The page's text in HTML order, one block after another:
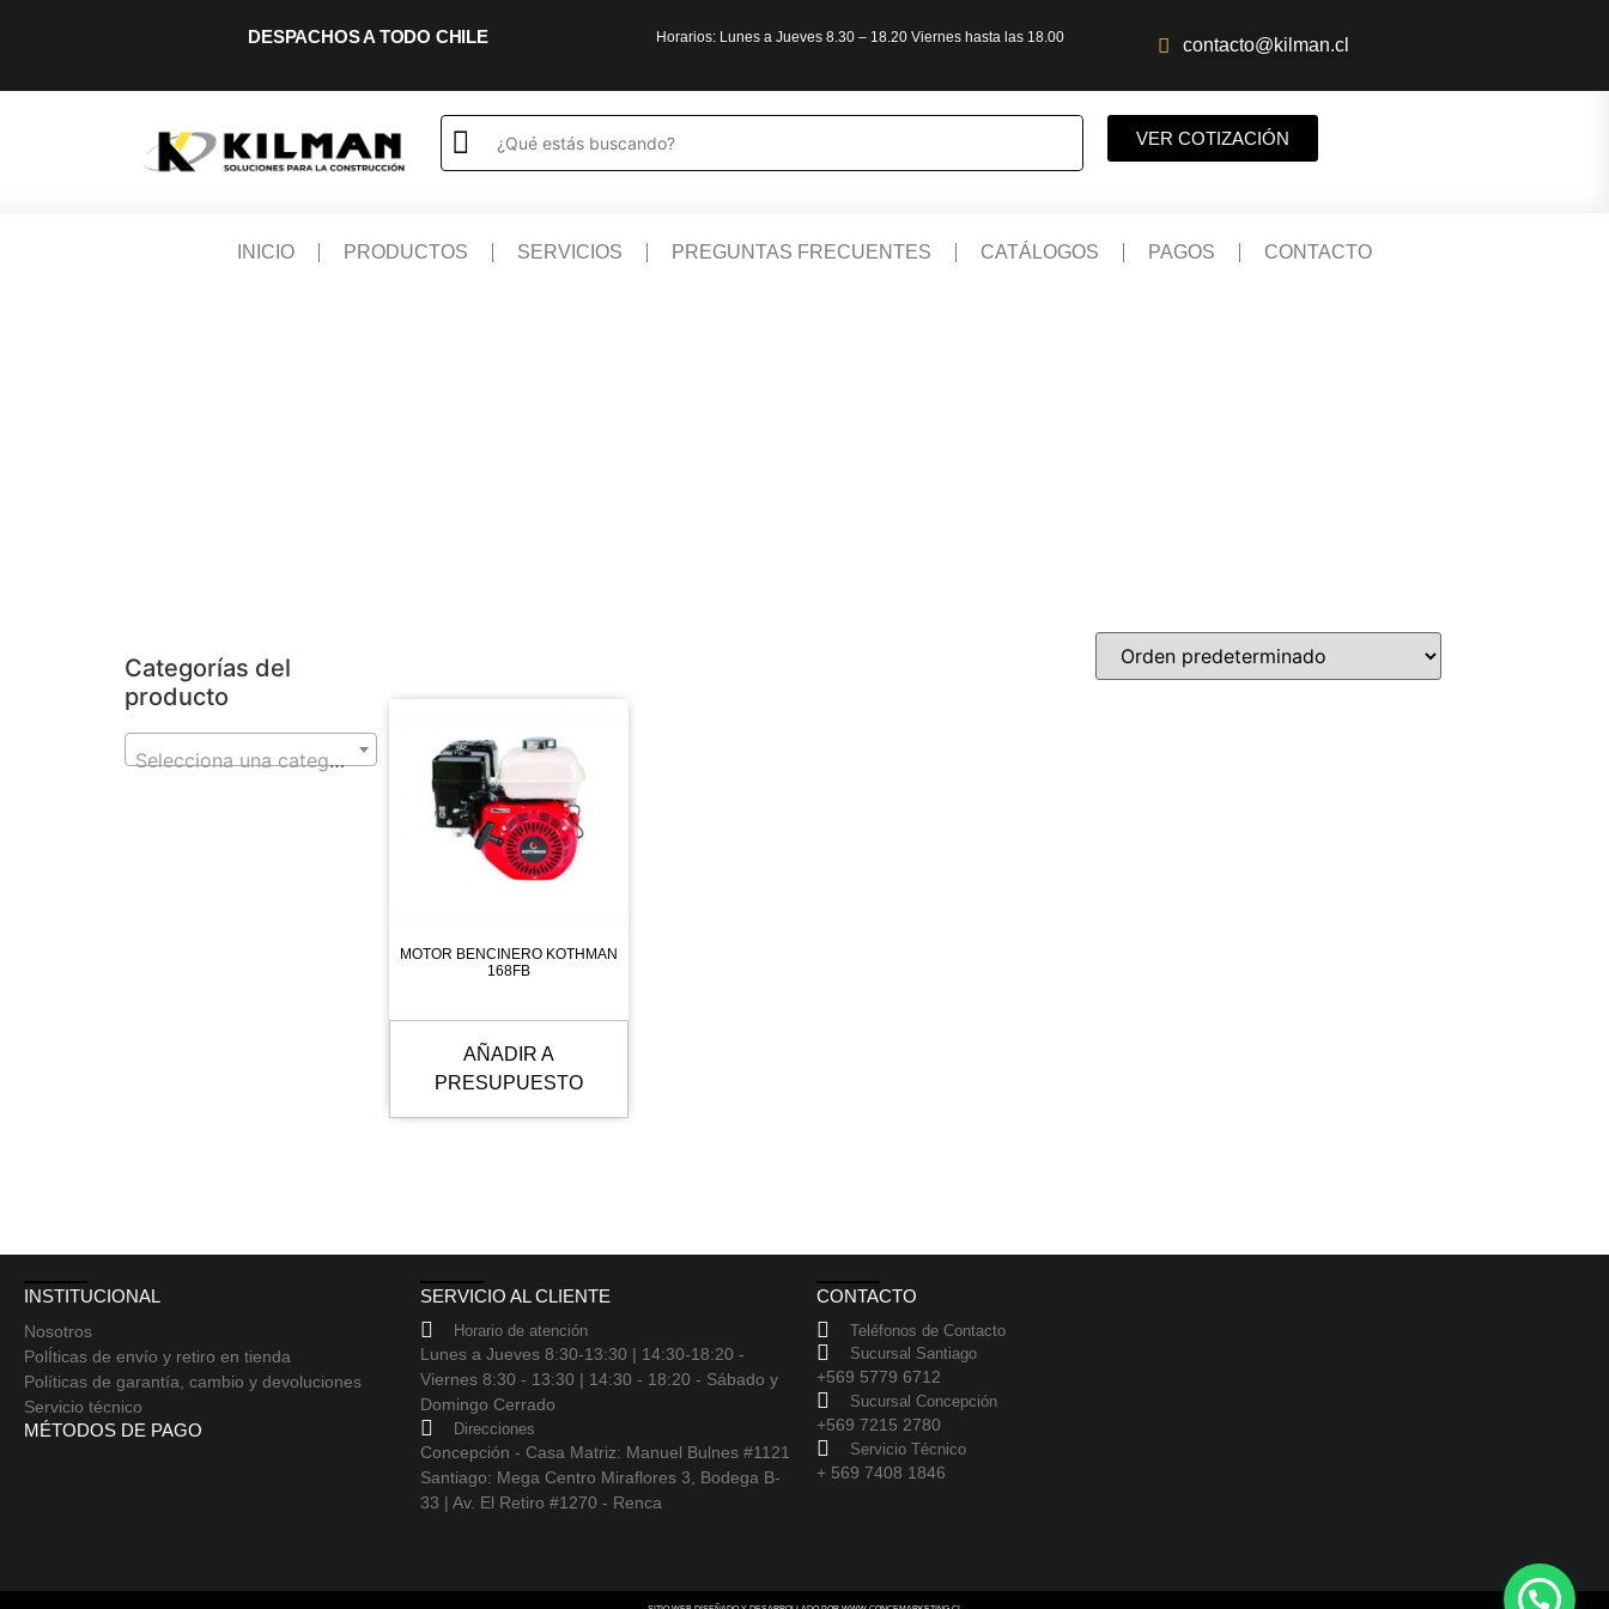
DESPACHOS A TODO CHILE Horarios: Lunes a Jueves 8.30 – 18.20 Viernes hasta las 18.00 contacto@kilman.cl
VER COTIZACIÓN
INICIO PRODUCTOS SERVICIOS PREGUNTAS FRECUENTES CATÁLOGOS PAGOS CONTACTO
Categorías del
producto
Selecciona una categoría
MOTOR BENCINERO KOTHMAN
168FB
AÑADIR A
PRESUPUESTO
INSTITUCIONAL
Nosotros
PolÍticas de envío y retiro en tienda
Políticas de garantía, cambio y devoluciones
Servicio técnico
MÉTODOS DE PAGO
SERVICIO AL CLIENTE
Horario de atención
Lunes a Jueves 8:30-13:30 | 14:30-18:20 -
Viernes 8:30 - 13:30 | 14:30 - 18:20 - Sábado y
Domingo Cerrado
Direcciones
Concepción - Casa Matriz: Manuel Bulnes #1121
Santiago: Mega Centro Miraflores 3, Bodega B-
33 | Av. El Retiro #1270 - Renca
CONTACTO
Teléfonos de Contacto
Sucursal Santiago
+569 5779 6712
Sucursal Concepción
+569 7215 2780
Servicio Técnico
+ 569 7408 1846